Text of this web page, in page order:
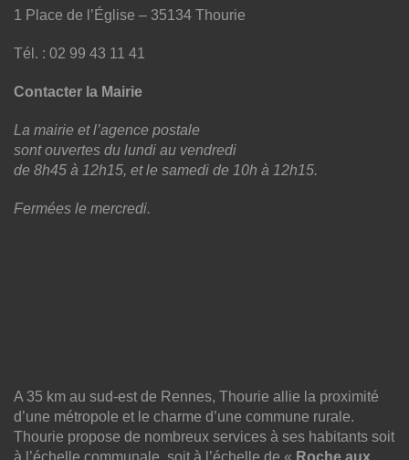
1 Place de l’Église – 35134 Thourie
Tél. : 02 99 43 11 41
Contacter la Mairie
La mairie et l’agence postale
sont ouvertes du lundi au vendredi
de 8h45 à 12h15, et le samedi de 10h à 12h15.
Fermées le mercredi.
A 35 km au sud-est de Rennes, Thourie allie la proximité
d’une métropole et le charme d’une commune rurale.
Thourie propose de nombreux services à ses habitants soit